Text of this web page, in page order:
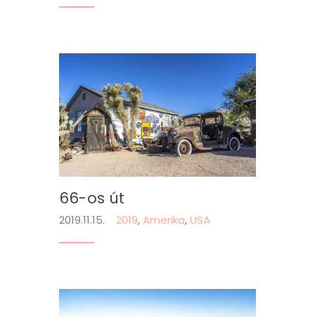
66-os út
2019.11.15. 2019,Amerika,USA